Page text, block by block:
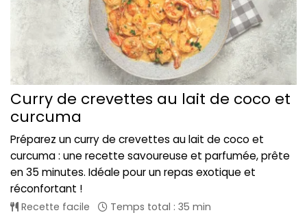
Curry de crevettes au lait de coco et
curcuma
Préparez un curry de crevettes au lait de coco et
curcuma : une recette savoureuse et parfumée, prête
en 35 minutes. Idéale pour un repas exotique et
réconfortant !
Recette facile Temps total : 35 min